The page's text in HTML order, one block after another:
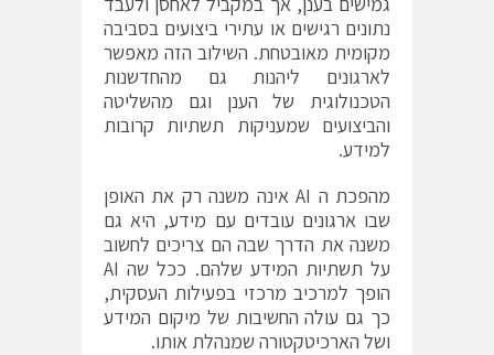
נתונים רגישים או עתירי ביצועים בסביבה
מקומית מאובטחת. השילוב הזה מאפשר
לארגונים ליהנות גם מהחדשנות
הטכנולוגית של הענן וגם מהשליטה
והביצועים שמעניקות תשתיות קרובות
למידע.
מהפכת ה AI אינה משנה רק את האופן
שבו ארגונים עובדים עם מידע, היא גם
משנה את הדרך שבה הם צריכים לחשוב
על תשתיות המידע שלהם. ככל שה AI
הופך למרכיב מרכזי בפעילות העסקית,
כך גם עולה החשיבות של מיקום המידע
ושל הארכיטקטורה שמנהלת אותו.